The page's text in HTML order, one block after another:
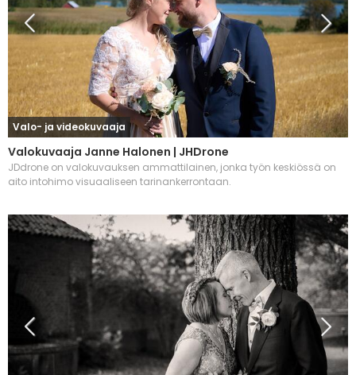
Valo- ja videokuvaaja
Valokuvaaja Janne Halonen | JHDrone
JDdrone on valokuvauksen ammattilainen, jonka työn keskiössä on
aito intohimo visuaaliseen tarinankerrontaan.